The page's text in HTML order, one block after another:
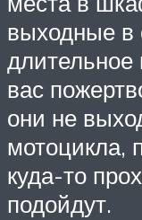
выходные в
длительное
вас
они не
мотоцикла,
куда-то
подойдут.